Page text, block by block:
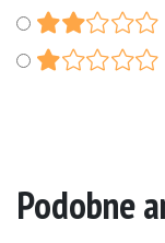
Podobne